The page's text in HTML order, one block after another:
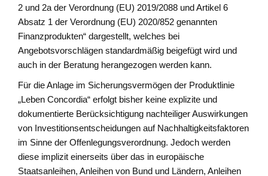
2 und 2a der Verordnung (EU) 2019/2088 und Artikel 6
Absatz 1 der Verordnung (EU) 2020/852 genannten
Finanzprodukten“ dargestellt, welches bei
Angebotsvorschlägen standardmäßig beigefügt wird und
auch in der Beratung herangezogen werden kann.
Für die Anlage im Sicherungsvermögen der Produktlinie
„Leben Concordia“ erfolgt bisher keine explizite und
dokumentierte Berücksichtigung nachteiliger Auswirkungen
von Investitionsentscheidungen auf Nachhaltigkeitsfaktoren
im Sinne der Offenlegungsverordnung. Jedoch werden
diese implizit einerseits über das in europäische
Staatsanleihen, Anleihen von Bund und Ländern, Anleihen